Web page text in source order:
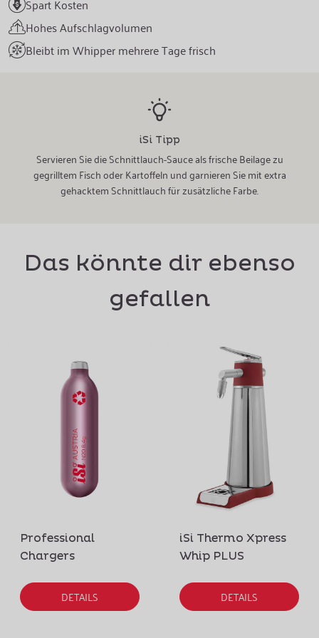
Spart Kosten
Hohes Aufschlagvolumen
Bleibt im Whipper mehrere Tage frisch
iSi Tipp
Servieren Sie die Schnittlauch-Sauce als frische Beilage zu
gegrilltem Fisch oder Kartoffeln und garnieren Sie mit extra
gehacktem Schnittlauch für zusätzliche Farbe.
Das könnte dir ebenso
gefallen
Professional
Chargers
DETAILS
iSi Thermo Xpress
Whip PLUS
DETAILS